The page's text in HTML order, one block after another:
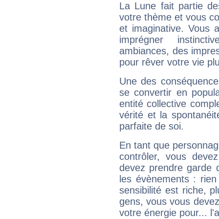
La Lune fait partie
votre thème et vous
et imaginative. Vous
imprégner
ambiances, des
pour rêver votre vie
Une des
se convertir en
entité collective
vérité et la
parfaite de soi.
En tant que
contrôler, vous
devez prendre garde
les évènements :
sensibilité est riche,
gens, vous vous
votre énergie pour...